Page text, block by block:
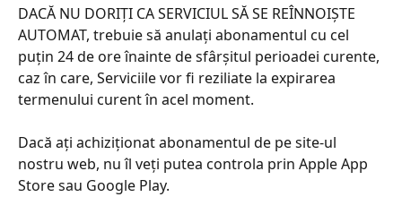
DACĂ NU DORIȚI CA SERVICIUL SĂ SE REÎNNOIȘTE
AUTOMAT, trebuie să anulați abonamentul cu cel
puțin 24 de ore înainte de sfârșitul perioadei curente,
caz în care, Serviciile vor fi reziliate la expirarea
termenului curent în acel moment.
Dacă ați achiziționat abonamentul de pe site-ul
nostru web, nu îl veți putea controla prin Apple App
Store sau Google Play.